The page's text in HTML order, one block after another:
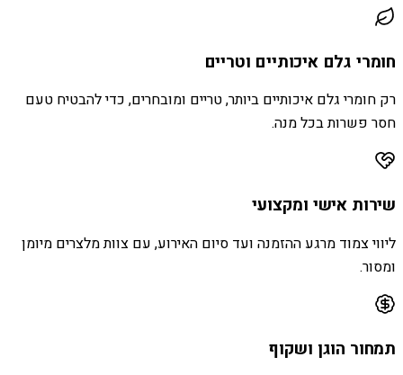
חומרי גלם איכותיים וטריים
רק חומרי גלם איכותיים ביותר, טריים ומובחרים, כדי להבטיח טעם
חסר פשרות בכל מנה.
שירות אישי ומקצועי
ליווי צמוד מרגע ההזמנה ועד סיום האירוע, עם צוות מלצרים מיומן
ומסור.
תמחור הוגן ושקוף